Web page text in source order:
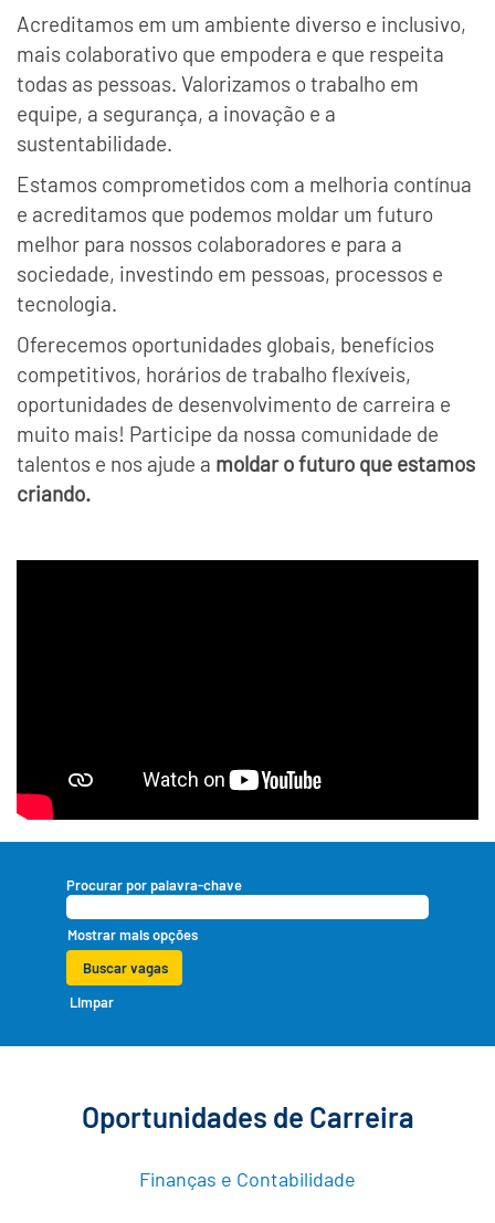
Acreditamos em um ambiente diverso e inclusivo,
mais colaborativo que empodera e que respeita
todas as pessoas. Valorizamos o trabalho em
equipe, a segurança, a inovação e a
sustentabilidade.
Estamos comprometidos com a melhoria contínua
e acreditamos que podemos moldar um futuro
melhor para nossos colaboradores e para a
sociedade, investindo em pessoas, processos e
tecnologia.
Oferecemos oportunidades globais, benefícios
competitivos, horários de trabalho flexíveis,
oportunidades de desenvolvimento de carreira e
muito mais! Participe da nossa comunidade de
talentos e nos ajude a moldar o futuro que estamos
criando.
Procurar por palavra-chave
Mostrar mais opções
Limpar
Oportunidades de Carreira
Finanças e Contabilidade